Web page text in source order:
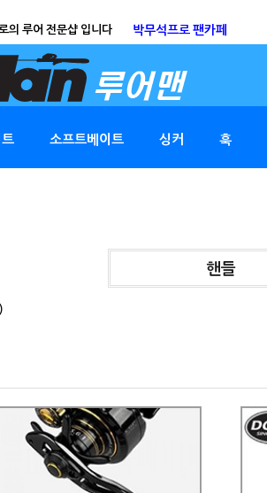
의 루어 전문샵 입니다 박무석프로 팬카페
소프트베이트 싱커 훅
핸들